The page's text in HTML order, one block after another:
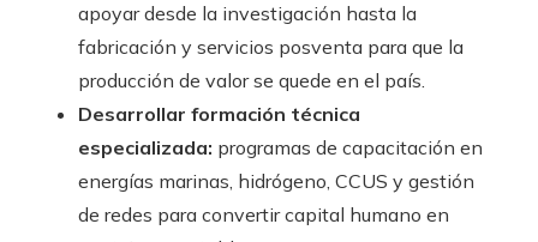
apoyar desde la investigación hasta la
fabricación y servicios posventa para que la
producción de valor se quede en el país.
Desarrollar formación técnica
especializada: programas de capacitación en
energías marinas, hidrógeno, CCUS y gestión
de redes para convertir capital humano en